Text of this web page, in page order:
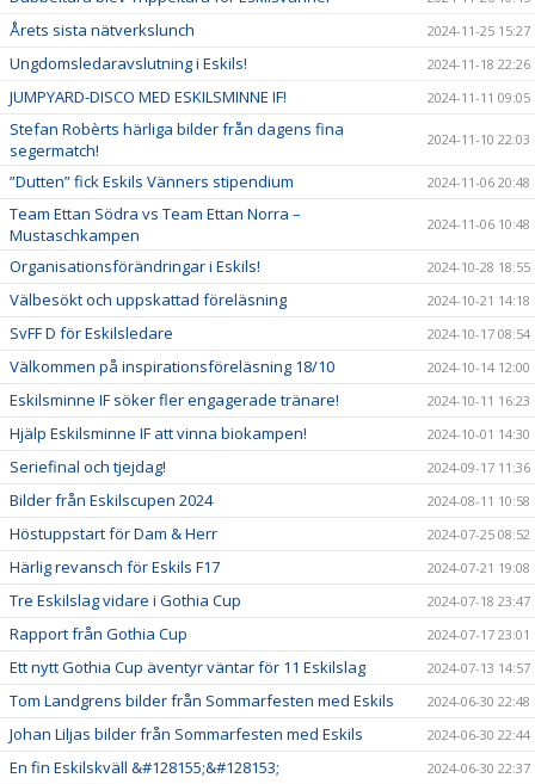
Årets sista nätverkslunch 2024-11-25 15:27
Ungdomsledaravslutning i Eskils! 2024-11-18 22:26
JUMPYARD-DISCO MED ESKILSMINNE IF! 2024-11-11 09:05
Stefan Robèrts härliga bilder från dagens fina
segermatch!
2024-11-10 22:03
”Dutten” fick Eskils Vänners stipendium 2024-11-06 20:48
Team Ettan Södra vs Team Ettan Norra –
Mustaschkampen
2024-11-06 10:48
Organisationsförändringar i Eskils! 2024-10-28 18:55
Välbesökt och uppskattad föreläsning 2024-10-21 14:18
SvFF D för Eskilsledare 2024-10-17 08:54
Välkommen på inspirationsföreläsning 18/10 2024-10-14 12:00
Eskilsminne IF söker fler engagerade tränare! 2024-10-11 16:23
Hjälp Eskilsminne IF att vinna biokampen! 2024-10-01 14:30
Seriefinal och tjejdag! 2024-09-17 11:36
Bilder från Eskilscupen 2024 2024-08-11 10:58
Höstuppstart för Dam & Herr 2024-07-25 08:52
Härlig revansch för Eskils F17 2024-07-21 19:08
Tre Eskilslag vidare i Gothia Cup 2024-07-18 23:47
Rapport från Gothia Cup 2024-07-17 23:01
Ett nytt Gothia Cup äventyr väntar för 11 Eskilslag 2024-07-13 14:57
Tom Landgrens bilder från Sommarfesten med Eskils 2024-06-30 22:48
Johan Liljas bilder från Sommarfesten med Eskils 2024-06-30 22:44
En fin Eskilskväll &#128155;&#128153; 2024-06-30 22:37